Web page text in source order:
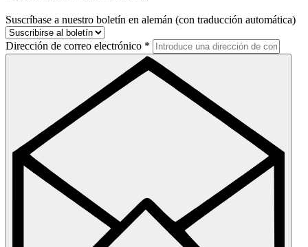
Suscríbase a nuestro boletín en alemán (con traducción automática)
Dirección de correo electrónico *